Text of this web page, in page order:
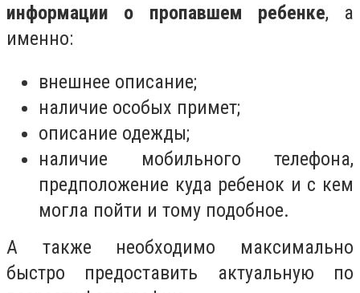
информации о пропавшем ребенке, а
именно:
внешнее описание;
наличие особых примет;
описание одежды;
наличие мобильного телефона,
предположение куда ребенок и с кем
могла пойти и тому подобное.
А также необходимо максимально
быстро предоставить актуальную по